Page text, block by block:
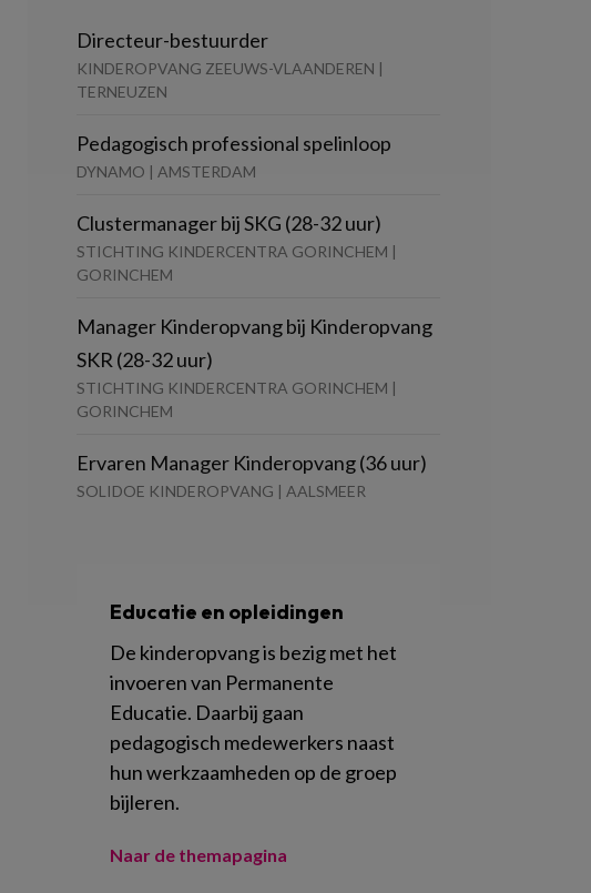
Directeur-bestuurder
KINDEROPVANG ZEEUWS-VLAANDEREN |
TERNEUZEN
Pedagogisch professional spelinloop
DYNAMO | AMSTERDAM
Clustermanager bij SKG (28-32 uur)
STICHTING KINDERCENTRA GORINCHEM |
GORINCHEM
Manager Kinderopvang bij Kinderopvang
SKR (28-32 uur)
STICHTING KINDERCENTRA GORINCHEM |
GORINCHEM
Ervaren Manager Kinderopvang (36 uur)
SOLIDOE KINDEROPVANG | AALSMEER
Educatie en opleidingen
De kinderopvang is bezig met het
invoeren van Permanente
Educatie. Daarbij gaan
pedagogisch medewerkers naast
hun werkzaamheden op de groep
bijleren.
Naar de themapagina